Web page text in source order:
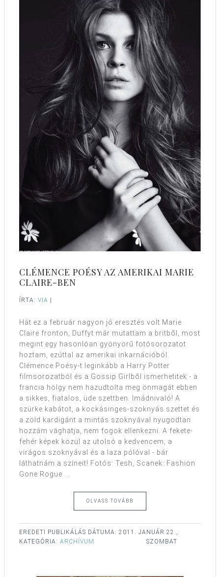
CLÉMENCE POÉSY AZ AMERIKAI MARIE
CLAIRE-BEN
ÍRTA: VIA |
Hát ez a február nagyon jó eresztés volt Marie
Claire fronton, Duffyt már mutattam a britből, most
megint egy hasonlóan gyönyörű fotósorozatot
hoztam, ezúttal az amerikai inkarnációból.
Clémence Poésy-t leginkább a Harry Potter
filmsorozatból és a Gossip Girlből ismerhetitek - a
francia hölgy nem hazudtolta meg önmagát ebben
a sikkes, fiatalos, üde szettben. Imádnivaló! A
szürke kabátot, a kockásinges-szoknyás szettet és
a zöld kardigánt a mintás szoknyával nyugodtan
hozzám vághatja, nem fogok ellenkezni. A fekete-
fehér képek közül az utolsó a kedvencem, a
virágos szoknyával és a laza pólóval - bár
láthatnám a színeit! Fotós: Tesh, Scanek: Fashion
Gone Rogue ...
OLVASS TOVÁBB
EREDETI PUBLIKÁLÁS DÁTUMA: 2011. JANUÁR 22.,
SZOMBAT
KATEGÓRIA: ARCHÍVUM